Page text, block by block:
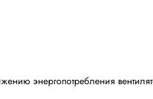
энергопотребления